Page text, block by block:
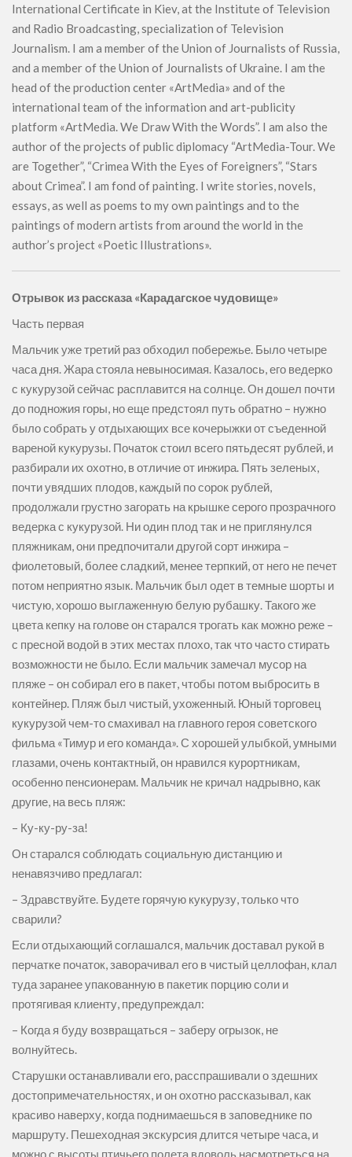
International Certificate in Kiev, at the Institute of Television
and Radio Broadcasting, specialization of Television
Journalism. I am a member of the Union of Journalists of Russia,
and a member of the Union of Journalists of Ukraine. I am the
head of the production center «ArtMedia» and of the
international team of the information and art-publicity
platform «ArtMedia. We Draw With the Words”. I am also the
author of the projects of public diplomacy “ArtMedia-Tour. We
are Together”, “Crimea With the Eyes of Foreigners”, “Stars
about Crimea”. I am fond of painting. I write stories, novels,
essays, as well as poems to my own paintings and to the
paintings of modern artists from around the world in the
author’s project «Poetic Illustrations».
Отрывок из рассказа «Карадагское чудовище»
Часть первая
Мальчик уже третий раз обходил побережье. Было четыре
часа дня. Жара стояла невыносимая. Казалось, его ведерко
с кукурузой сейчас расплавится на солнце. Он дошел почти
до подножия горы, но еще предстоял путь обратно – нужно
было собрать у отдыхающих все кочерыжки от съеденной
вареной кукурузы. Початок стоил всего пятьдесят рублей, и
разбирали их охотно, в отличие от инжира. Пять зеленых,
почти увядших плодов, каждый по сорок рублей,
продолжали грустно загорать на крышке серого прозрачного
ведерка с кукурузой. Ни один плод так и не приглянулся
пляжникам, они предпочитали другой сорт инжира –
фиолетовый, более сладкий, менее терпкий, от него не печет
потом неприятно язык. Мальчик был одет в темные шорты и
чистую, хорошо выглаженную белую рубашку. Такого же
цвета кепку на голове он старался трогать как можно реже –
с пресной водой в этих местах плохо, так что часто стирать
возможности не было. Если мальчик замечал мусор на
пляже – он собирал его в пакет, чтобы потом выбросить в
контейнер. Пляж был чистый, ухоженный. Юный торговец
кукурузой чем-то смахивал на главного героя советского
фильма «Тимур и его команда». С хорошей улыбкой, умными
глазами, очень контактный, он нравился курортникам,
особенно пенсионерам. Мальчик не кричал надрывно, как
другие, на весь пляж:
– Ку-ку-ру-за!
Он старался соблюдать социальную дистанцию и
ненавязчиво предлагал:
– Здравствуйте. Будете горячую кукурузу, только что
сварили?
Если отдыхающий соглашался, мальчик доставал рукой в
перчатке початок, заворачивал его в чистый целлофан, клал
туда заранее упакованную в пакетик порцию соли и
протягивая клиенту, предупреждал:
– Когда я буду возвращаться – заберу огрызок, не
волнуйтесь.
Старушки останавливали его, расспрашивали о здешних
достопримечательностях, и он охотно рассказывал, как
красиво наверху, когда поднимаешься в заповеднике по
маршруту. Пешеходная экскурсия длится четыре часа, и
можно с высоты птичьего полета вдоволь насмотреться на